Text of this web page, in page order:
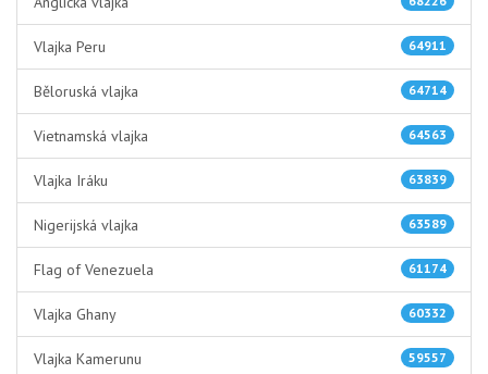
64911
Vlajka Peru
64714
Běloruská vlajka
64563
Vietnamská vlajka
63839
Vlajka Iráku
63589
Nigerijská vlajka
61174
Flag of Venezuela
60332
Vlajka Ghany
59557
Vlajka Kamerunu